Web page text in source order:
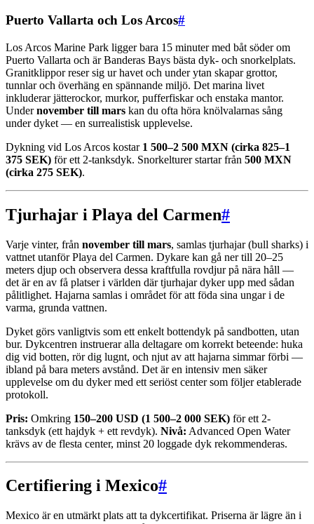
Puerto Vallarta och Los Arcos#
Los Arcos Marine Park ligger bara 15 minuter med båt söder om
Puerto Vallarta och är Banderas Bays bästa dyk- och snorkelplats.
Granitklippor reser sig ur havet och under ytan skapar grottor,
tunnlar och överhäng en spännande miljö. Det marina livet
inkluderar jätterockor, murkor, pufferfiskar och enstaka mantor.
Undernovember till mars kan du ofta höra knölvalarnas sång
under dyket — en surrealistisk upplevelse.
Dykning vid Los Arcos kostar 1 500–2 500 MXN (cirka 825–1
375 SEK) för ett 2-tanksdyk. Snorkelturer startar från 500 MXN
(cirka 275 SEK).
Tjurhajar i Playa del Carmen#
Varje vinter, från november till mars, samlas tjurhajar (bull sharks) i
vattnet utanför Playa del Carmen. Dykare kan gå ner till 20–25
meters djup och observera dessa kraftfulla rovdjur på nära håll —
det är en av få platser i världen där tjurhajar dyker upp med sådan
pålitlighet. Hajarna samlas i området för att föda sina ungar i de
varma, grunda vattnen.
Dyket görs vanligtvis som ett enkelt bottendyk på sandbotten, utan
bur. Dykcentren instruerar alla deltagare om korrekt beteende: huka
dig vid botten, rör dig lugnt, och njut av att hajarna simmar förbi —
ibland på bara meters avstånd. Det är en intensiv men säker
upplevelse om du dyker med ett seriöst center som följer etablerade
protokoll.
Pris: Omkring 150–200 USD (1 500–2 000 SEK) för ett 2-
tanksdyk (ett hajdyk + ett revdyk). Nivå: Advanced Open Water
krävs av de flesta center, minst 20 loggade dyk rekommenderas.
Certifiering i Mexico#
Mexico är en utmärkt plats att ta dykcertifikat. Priserna är lägre än i